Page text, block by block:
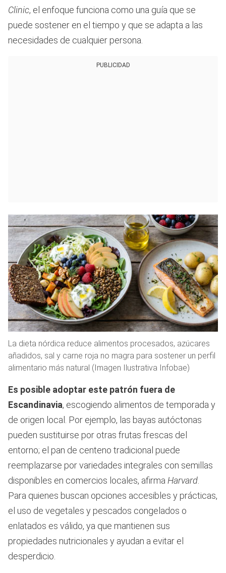
Clinic, el enfoque funciona como una guía que se
puede sostener en el tiempo y que se adapta a las
necesidades de cualquier persona.
PUBLICIDAD
La dieta nórdica reduce alimentos procesados, azúcares
añadidos, sal y carne roja no magra para sostener un perfil
alimentario más natural (Imagen Ilustrativa Infobae)
Es posible adoptar este patrón fuera de
Escandinavia, escogiendo alimentos de temporada y
de origen local. Por ejemplo, las bayas autóctonas
pueden sustituirse por otras frutas frescas del
entorno; el pan de centeno tradicional puede
reemplazarse por variedades integrales con semillas
disponibles en comercios locales, afirma Harvard
Para quienes buscan opciones accesibles y prácticas,
el uso de vegetales y pescados congelados o
enlatados es válido, ya que mantienen sus
propiedades nutricionales y ayudan a evitar el
desperdicio.